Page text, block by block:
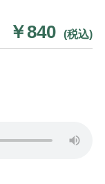
￥840 (税込)